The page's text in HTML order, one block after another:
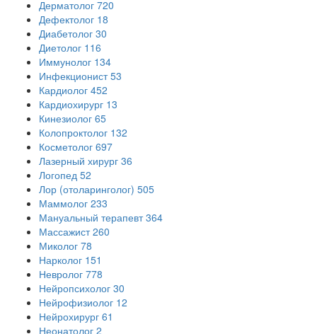
Дерматолог 720
Дефектолог 18
Диабетолог 30
Диетолог 116
Иммунолог 134
Инфекционист 53
Кардиолог 452
Кардиохирург 13
Кинезиолог 65
Колопроктолог 132
Косметолог 697
Лазерный хирург 36
Логопед 52
Лор (отоларинголог) 505
Маммолог 233
Мануальный терапевт 364
Массажист 260
Миколог 78
Нарколог 151
Невролог 778
Нейропсихолог 30
Нейрофизиолог 12
Нейрохирург 61
Неонатолог 2